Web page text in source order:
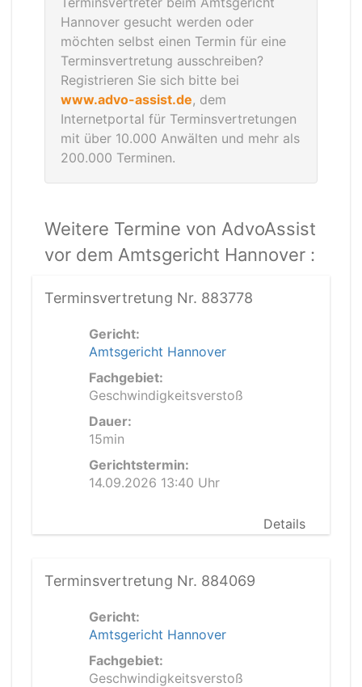
Hannover gesucht werden oder
möchten selbst einen Termin für eine
Terminsvertretung ausschreiben?
Registrieren Sie sich bitte bei
www.advo-assist.de, dem
Internetportal für Terminsvertretungen
mit über 10.000 Anwälten und mehr als
200.000 Terminen.
Weitere Termine von AdvoAssist
vor dem Amtsgericht Hannover :
Terminsvertretung Nr. 883778
Gericht:
Amtsgericht Hannover
Fachgebiet:
Geschwindigkeitsverstoß
Dauer:
15min
Gerichtstermin:
14.09.2026 13:40 Uhr
Details
Terminsvertretung Nr. 884069
Gericht:
Amtsgericht Hannover
Fachgebiet:
Geschwindigkeitsverstoß